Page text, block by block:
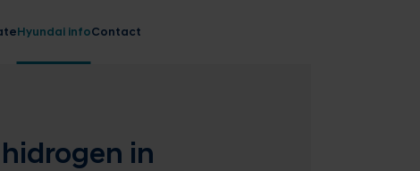
in
Hyundai infoContact